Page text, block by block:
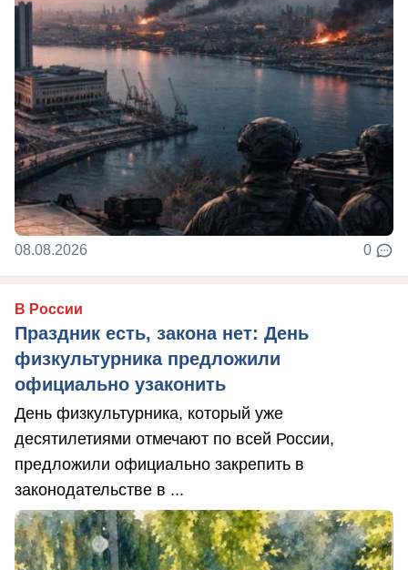
08.08.2026 0
В России
Праздник есть, закона нет: День
физкультурника предложили
официально узаконить
День физкультурника, который уже
десятилетиями отмечают по всей России,
предложили официально закрепить в
законодательстве в ...